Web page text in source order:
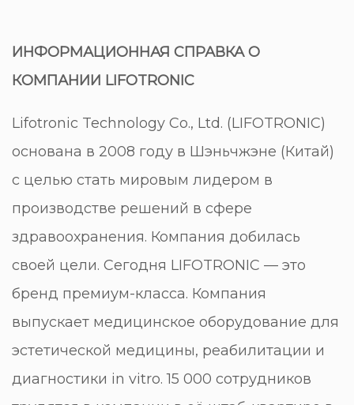
ИНФОРМАЦИОННАЯ СПРАВКА О
КОМПАНИИ LIFOTRONIC
Lifotronic Technology Co., Ltd. (LIFOTRONIC)
основана в 2008 году в Шэньчжэне (Китай)
с целью стать мировым лидером в
производстве решений в сфере
здравоохранения. Компания добилась
своей цели. Сегодня LIFOTRONIC — это
бренд премиум-класса. Компания
выпускает медицинское оборудование для
эстетической медицины, реабилитации и
диагностики in vitro. 15 000 сотрудников